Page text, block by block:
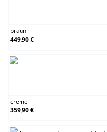
braun
449,90 €
creme
359,90 €